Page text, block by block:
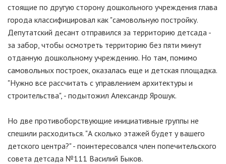
стоящие по другую сторону дошкольного учреждения глава
города классифицировал как "самовольную постройку.
Депутатский десант отправился за территорию детсада -
за забор, чтобы осмотреть территорию без пяти минут
отданную дошкольному учреждению. Но там, помимо
самовольных построек, оказалась еще и детская площадка.
"Нужно все рассчитать с управлением архитектуры и
строительства", - подытожил Александр Ярошук.
Но две противоборствующие инициативные группы не
спешили расходиться. "А сколько этажей будет у вашего
детского центра?" - поинтересовался член попечительского
совета детсада №111 Василий Быков.